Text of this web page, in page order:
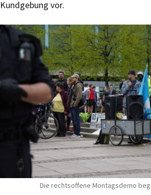
Kundgebung vor.
Die rechtsoffene Montagsdemo